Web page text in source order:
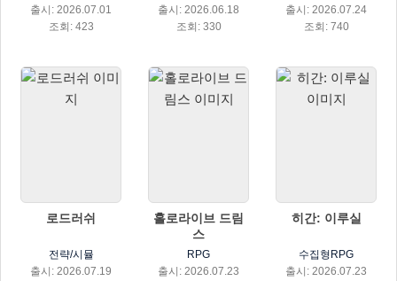
출시: 2026.07.01
조회: 423
출시: 2026.06.18
조회: 330
출시: 2026.07.24
조회: 740
로드러쉬
전략/시뮬
출시: 2026.07.19
홀로라이브 드림
스
RPG
출시: 2026.07.23
히간: 이루실
수집형RPG
출시: 2026.07.23